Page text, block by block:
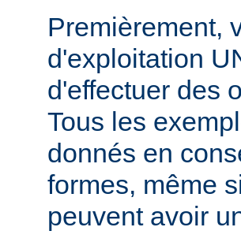
Premièrement,
d'exploitation
d'effectuer des
Tous les
donnés en
formes, même
peuvent avoir